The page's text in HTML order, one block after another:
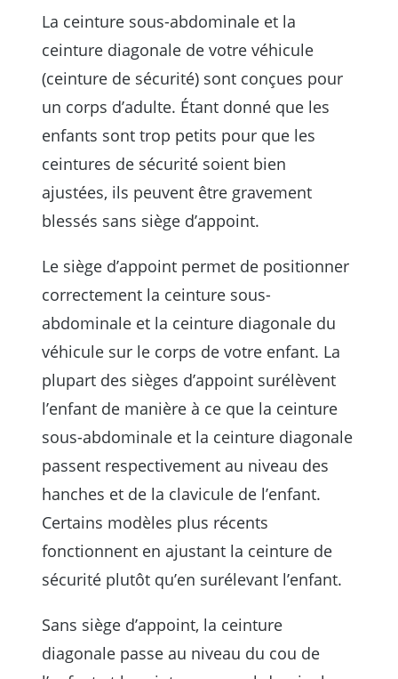
La ceinture sous-abdominale et la
ceinture diagonale de votre véhicule
(ceinture de sécurité) sont conçues pour
un corps d’adulte. Étant donné que les
enfants sont trop petits pour que les
ceintures de sécurité soient bien
ajustées, ils peuvent être gravement
blessés sans siège d’appoint.
Le siège d’appoint permet de positionner
correctement la ceinture sous-
abdominale et la ceinture diagonale du
véhicule sur le corps de votre enfant. La
plupart des sièges d’appoint surélèvent
l’enfant de manière à ce que la ceinture
sous-abdominale et la ceinture diagonale
passent respectivement au niveau des
hanches et de la clavicule de l’enfant.
Certains modèles plus récents
fonctionnent en ajustant la ceinture de
sécurité plutôt qu’en surélevant l’enfant.
Sans siège d’appoint, la ceinture
diagonale passe au niveau du cou de